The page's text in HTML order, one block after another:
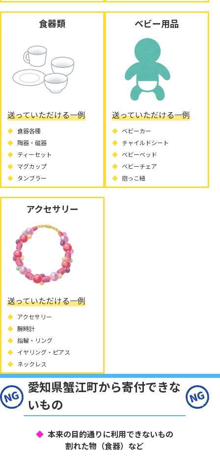
食器類
送っていただける一例
食器各種
陶器・磁器
ティーセット
マグカップ
タンブラー
ベビー用品
送っていただける一例
ベビーカー
チャイルドシート
ベビーベッド
ベビーチェア
抱っこ紐
アクセサリー
送っていただける一例
アクセサリー
腕時計
指輪・リング
イヤリング・ピアス
ネックレス
愛知県蟹江町から寄付できな
いもの
本来の目的通りに利用できないもの
割れた物（食器）など